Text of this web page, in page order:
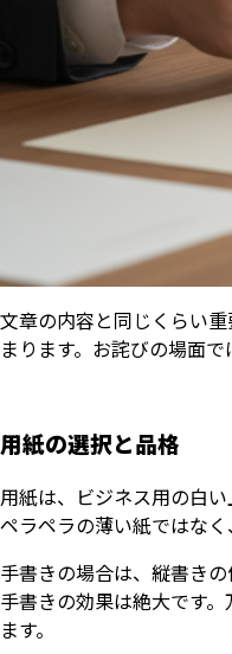
文章の内容と同じくらい
まります。お詫びの場面
用紙の選択と品格
用紙は、ビジネス用の白
ペラペラの薄い紙ではな
手書きの場合は、縦書き
手書きの効果は絶大です
ます。